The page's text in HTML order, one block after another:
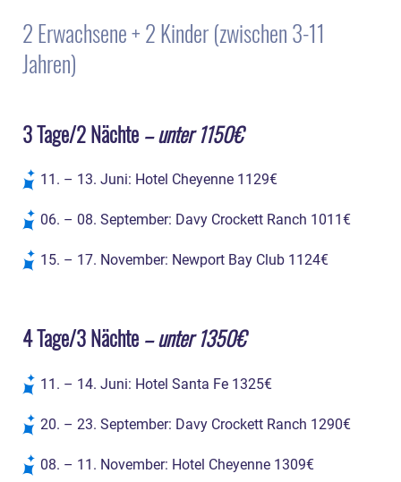
2 Erwachsene + 2 Kinder (zwischen 3-11
Jahren)
3 Tage/2 Nächte – unter 1150€
11. – 13. Juni: Hotel Cheyenne 1129€
06. – 08. September: Davy Crockett Ranch 1011€
15. – 17. November: Newport Bay Club 1124€
4 Tage/3 Nächte – unter 1350€
11. – 14. Juni: Hotel Santa Fe 1325€
20. – 23. September: Davy Crockett Ranch 1290€
08. – 11. November: Hotel Cheyenne 1309€